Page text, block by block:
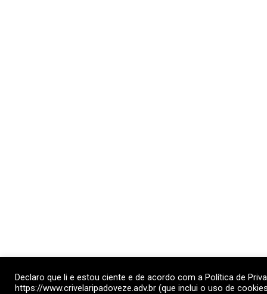
Declaro que li e estou ciente e de acordo com a Política de
https://www.crivelaripadoveze.adv.br (que inclui o uso de